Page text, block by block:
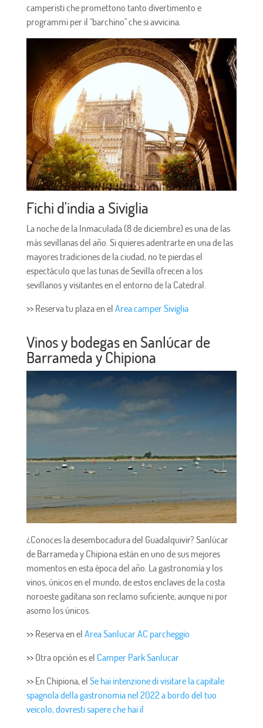
camperisti che promettono tanto divertimento e
programmi per il "barchino" che si avvicina.
Fichi d'india a Siviglia
La noche de la Inmaculada (8 de diciembre) es una de las
más sevillanas del año. Si quieres adentrarte en una de las
mayores tradiciones de la ciudad, no te pierdas el
espectáculo que las tunas de Sevilla ofrecen a los
sevillanos y visitantes en el entorno de la Catedral.
>> Reserva tu plaza en el Area camper Siviglia
Vinos y bodegas en Sanlúcar de
Barrameda y Chipiona
¿Conoces la desembocadura del Guadalquivir? Sanlúcar
de Barrameda y Chipiona están en uno de sus mejores
momentos en esta época del año. La gastronomía y los
vinos, únicos en el mundo, de estos enclaves de la costa
noroeste gaditana son reclamo suficiente, aunque ni por
asomo los únicos.
>> Reserva en el Area Sanlucar AC parcheggio
>> Otra opción es el Camper Park Sanlucar
>> En Chipiona, el Se hai intenzione di visitare la capitale
spagnola della gastronomia nel 2022 a bordo del tuo
veicolo, dovresti sapere che hai il